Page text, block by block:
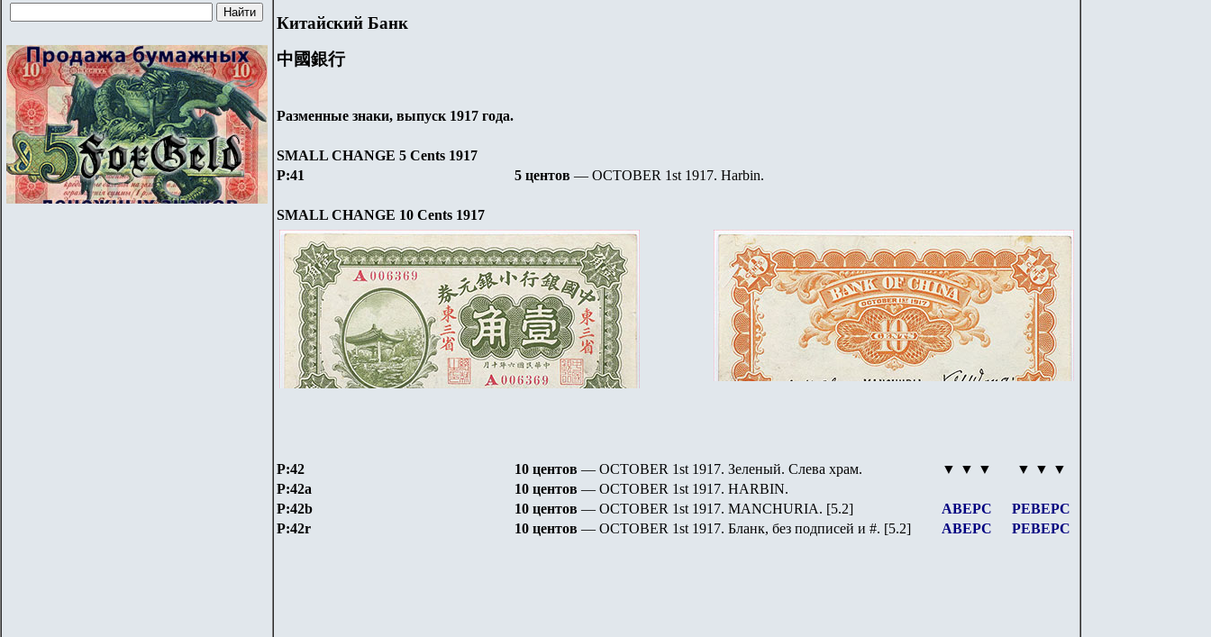
Китайский Банк
中國銀行
Разменные знаки, выпуск 1917 года.
SMALL CHANGE 5 Cents 1917
P:41 5 центов — OCTOBER 1st 1917. Harbin.
SMALL CHANGE 10 Cents 1917
P:42 10 центов — OCTOBER 1st 1917. Зеленый. Слева храм. ▼ ▼ ▼
▼ ▼ ▼
P:42a 10 центов — OCTOBER 1st 1917. HARBIN.
P:42b 10 центов — OCTOBER 1st 1917. MANCHURIA. [5.2] АВЕРС
РЕВЕРС
P:42r 10 центов — OCTOBER 1st 1917. Бланк, без подписей и #. [5.2] АВЕРС РЕВЕРС